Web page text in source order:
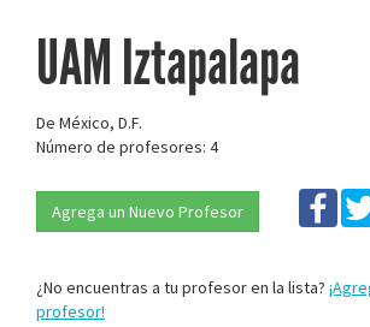
UAM Iztapalapa
De México, D.F.
Número de profesores: 4
Agrega un Nuevo Profesor
¿No encuentras a tu profesor en la lista?
profesor!